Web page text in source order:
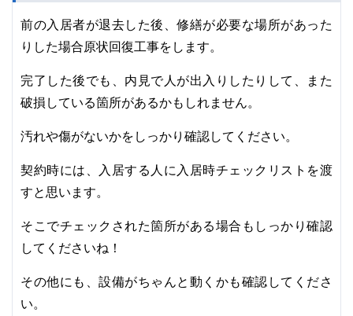
前の入居者が退去した後、修繕が必要な場所があった
りした場合原状回復工事をします。
完了した後でも、内見で人が出入りしたりして、また
破損している箇所があるかもしれません。
汚れや傷がないかをしっかり確認してください。
契約時には、入居する人に入居時チェックリストを渡
すと思います。
そこでチェックされた箇所がある場合もしっかり確認
してくださいね！
その他にも、設備がちゃんと動くかも確認してくださ
い。